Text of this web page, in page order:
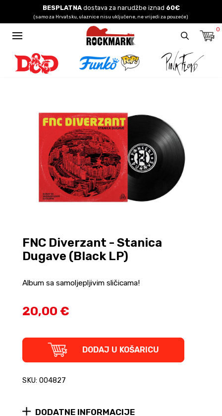
BESPLATNAdostava za narudžbe iznad 60€
(samo za Hrvatsku, ulaznice nisu uključene, ne vrijedi za pouzeće)
0
FNC Diverzant - Stanica
Dugave (Black LP)
Album sa samoljepljivim sličicama!
20,00 €
FNC
-
Dugave
quantity
DODAJ U KOŠARICU
SKU: 004827
DODATNE INFORMACIJE